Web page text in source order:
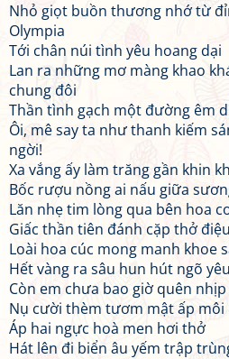
Nhỏ giọt buồn thương nhớ từ
Olympia
Tới chân núi tình yêu hoang dại
Lan ra những mơ màng khao
chung đôi
Thần tình gạch một đường êm
Ôi, mê say ta như thanh kiếm
ngời!
Xa vắng ấy làm trăng gần khin
Bốc rượu nồng ai nấu giữa
Lăn nhẹ tim lòng qua bên hoa
Giấc thần tiên đánh cặp thở
Loài hoa cúc mong manh khoe
Hết vàng ra sâu hun hút ngõ
Còn em chưa bao giờ quên
Nụ cười thèm tươm mật ấp môi
Áp hai ngực hoà men hơi thở
Hát lên đi biển âu yếm trập